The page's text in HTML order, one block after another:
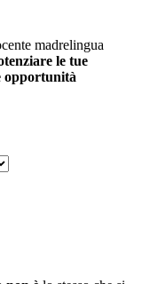
madrelingua
le tue
opportunità